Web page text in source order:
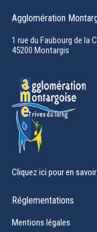
opens
in
new
Agglomération
1 rue du Faubourg de la
45200 Montargis
Cliquez ici pour en
Réglementations
Mentions légales